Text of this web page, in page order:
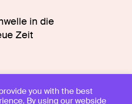
in die
Zeit
you with the best
By using our webside